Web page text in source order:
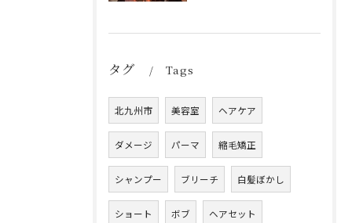
タグ Tags
北九州市 美容室 ヘアケア
ダメージ パーマ 縮毛矯正
シャンプー ブリーチ 白髪ぼかし
ショート ボブ ヘアセット